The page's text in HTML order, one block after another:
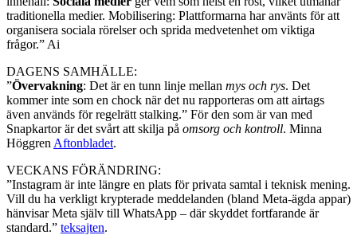
traditionella medier. Mobilisering: Plattformarna har använts för att
organisera sociala rörelser och sprida medvetenhet om viktiga
frågor.” Ai
DAGENS SAMHÄLLE:
”Övervakning: Det är en tunn linje mellan mys och rys. Det
kommer inte som en chock när det nu rapporteras om att airtags
även används för regelrätt stalking.” För den som är van med
Snapkartor är det svårt att skilja på omsorg och kontroll. Minna
Höggren Aftonbladet.
VECKANS FÖRÄNDRING:
”Instagram är inte längre en plats för privata samtal i teknisk mening.
Vill du ha verkligt krypterade meddelanden (bland Meta-ägda appar)
hänvisar Meta själv till WhatsApp – där skyddet fortfarande är
standard.” teksajten.